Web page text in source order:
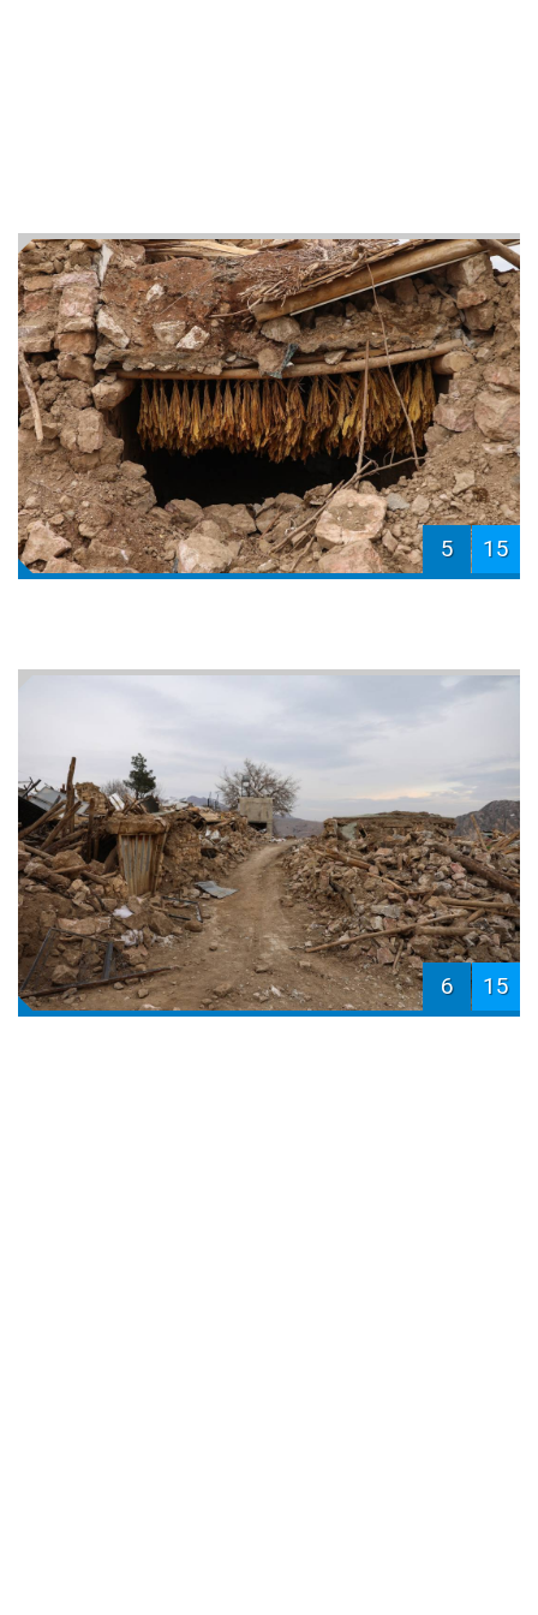
5 15
6 15